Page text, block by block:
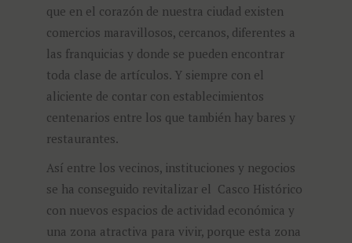
que en el corazón de nuestra ciudad existen
comercios maravillosos, cercanos, diferentes a
las franquicias y donde se pueden encontrar
toda clase de artículos. Y siempre con el
aliciente de contar con establecimientos
centenarios entre los que también hay bares y
restaurantes.
Así entre los vecinos, instituciones y negocios
se ha conseguido revitalizar el Casco Histórico
con nuevos espacios de actividad económica y
una zona atractiva para vivir, porque esta zona